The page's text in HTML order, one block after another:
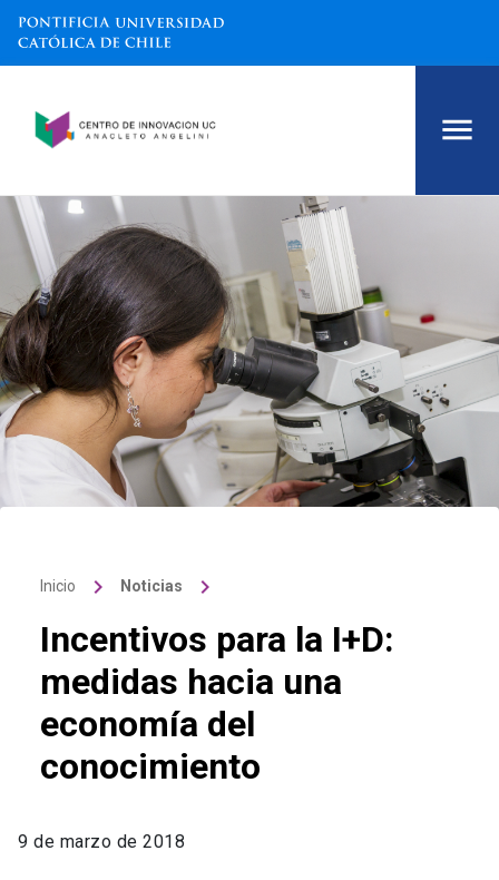
Inicio keyboard_arrow_right Noticias keyboard_arrow_right
Incentivos para la I+D:
medidas hacia una
economía del
conocimiento
9 de marzo de 2018